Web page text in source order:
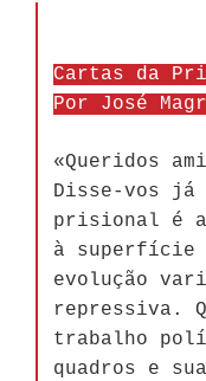
Cartas da
Por José
«Queridos
Disse-vos
prisional é
à superfície
evolução
repressiva.
trabalho
quadros e